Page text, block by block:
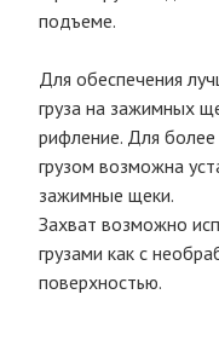
подъеме.
Для обеспечения
груза на зажимных
рифление. Для
грузом возможна
зажимные щеки.
Захват возможно
грузами как с
поверхностью.